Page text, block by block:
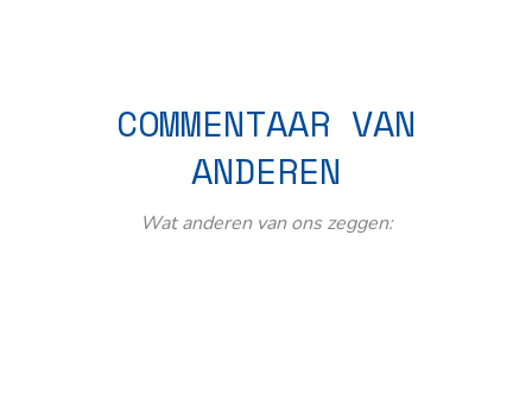
COMMENTAAR VAN
ANDEREN
Wat anderen van ons zeggen: